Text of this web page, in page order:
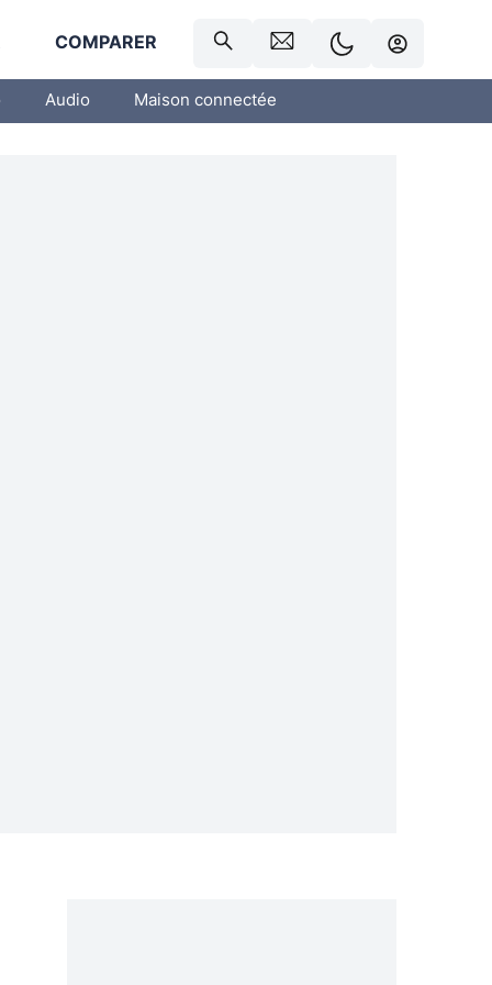
COMPARER
Audio Maison connectée